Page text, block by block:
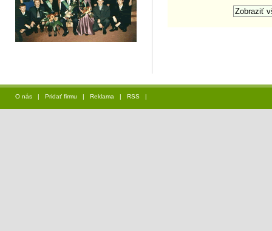
O nás | Pridať firmu | Reklama | RSS |